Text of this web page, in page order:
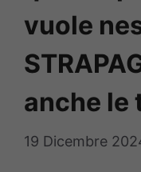
vuole
anche le
19 Dicembre